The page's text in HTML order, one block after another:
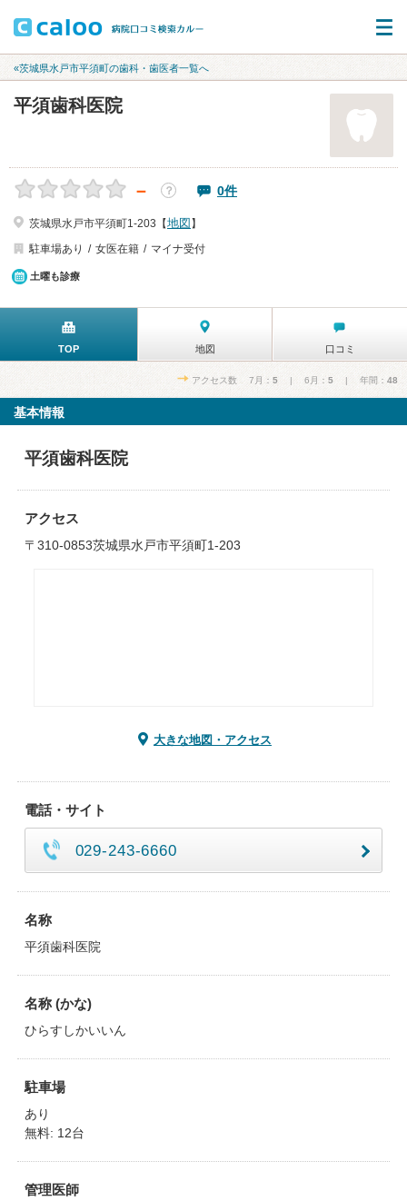
«茨城県水戸市平須町の歯科・歯医者一覧へ
平須歯科医院
－ ？ 0件
茨城県水戸市平須町1-203【地図 】
駐車場あり
女医在籍 マイナ受付
土曜も診療
TOP 地図 口コミ
アクセス数 7月： 5 | 6月： 5 | 年間： 48
基本情報
平須歯科医院
アクセス
〒310-0853茨城県水戸市平須町1-203
大きな地図・アクセス
電話・サイト
029-243-6660
名称
平須歯科医院
名称 (かな)
ひらすしかいいん
駐車場
あり
無料: 12台
管理医師